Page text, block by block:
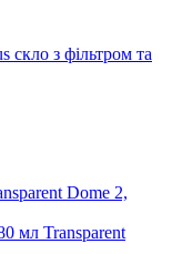
з фільтром та